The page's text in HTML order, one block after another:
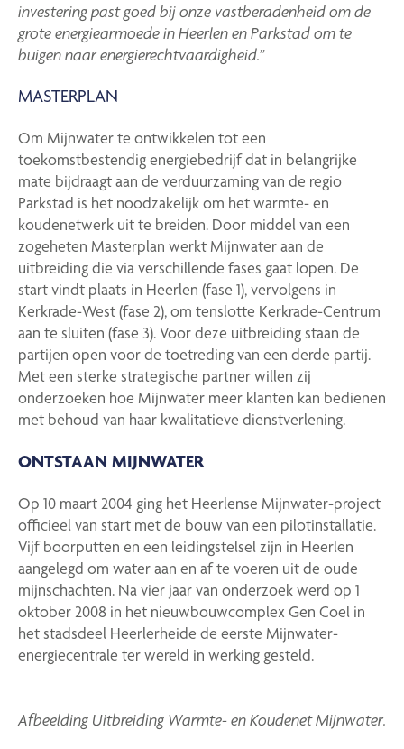
investering past goed bij onze vastberadenheid om de
grote energiearmoede in Heerlen en Parkstad om te
buigen naar energierechtvaardigheid.”
MASTERPLAN
Om Mijnwater te ontwikkelen tot een
toekomstbestendigenergiebedrijf dat in belangrijke
mate bijdraagt aan de verduurzaming van de regio
Parkstad is het noodzakelijk om het warmte- en
koudenetwerk uit te breiden. Door middel van een
zogeheten Masterplan werkt Mijnwater aan de
uitbreiding die via verschillende fases gaat lopen. De
start vindt plaats in Heerlen (fase 1), vervolgens in
Kerkrade-West (fase 2), om tenslotte Kerkrade-Centrum
aan te sluiten (fase 3). Voor deze uitbreiding staan de
partijen open voor de toetreding van een derde partij.
Met een sterke strategische partner willen zij
onderzoeken hoe Mijnwater meer klanten kan bedienen
met behoud van haar kwalitatieve dienstverlening.
ONTSTAAN MIJNWATER
Op 10 maart 2004 ging het Heerlense Mijnwater-project
officieel van start met de bouw van een pilotinstallatie.
Vijf boorputten en een leidingstelsel zijn in Heerlen
aangelegd om water aan en af te voeren uit de oude
mijnschachten. Na vier jaar van onderzoek werd op 1
oktober 2008 in het nieuwbouwcomplex Gen Coel in
het stadsdeel Heerlerheide de eerste Mijnwater-
energiecentrale ter wereld in werking gesteld.
Afbeelding Uitbreiding Warmte- en Koudenet Mijnwater.